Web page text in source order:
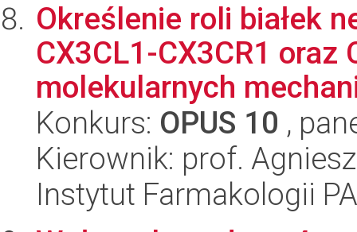
Określenie roli białek
CX3CL1-CX3CR1 oraz
molekularnych
Konkurs: OPUS 10 ,
Kierownik: prof.
Instytut Farmakologii